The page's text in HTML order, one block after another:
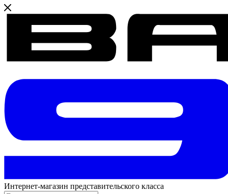
Интернет-магазин представительского класса